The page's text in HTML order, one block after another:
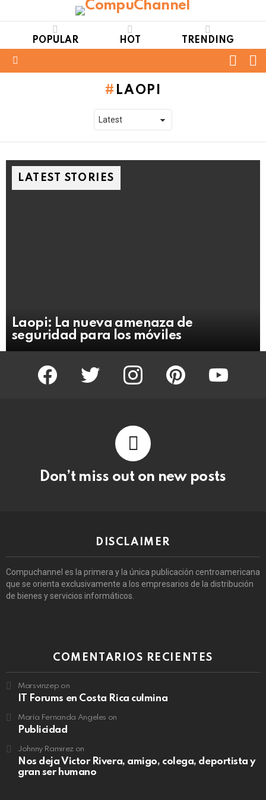
POPULAR HOT TRENDING
LAOPI
LATEST STORIES
Laopi: La nueva amenaza de
seguridad para los móviles
facebook twitter instagram pinterest youtube
Don’t miss out on new posts
DISCLAIMER
Compuchannel es la primera y la única publicación centroamericana
que se orienta exclusivamente a los empresarios de la distribución
de bienes y servicios informáticos.
COMENTARIOS RECIENTES
Marsvinzep on
IT Forums en Costa Rica culmina
María Fernanda Angeles on
Publicidad
Johnny Ramirezon
Nos deja Victor Rivera, amigo, colega, deportista y
gran ser humano